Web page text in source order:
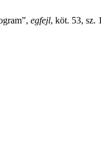
egfejl, köt. 53, sz.